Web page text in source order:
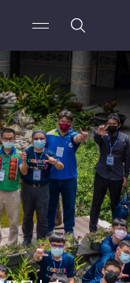
為全國規